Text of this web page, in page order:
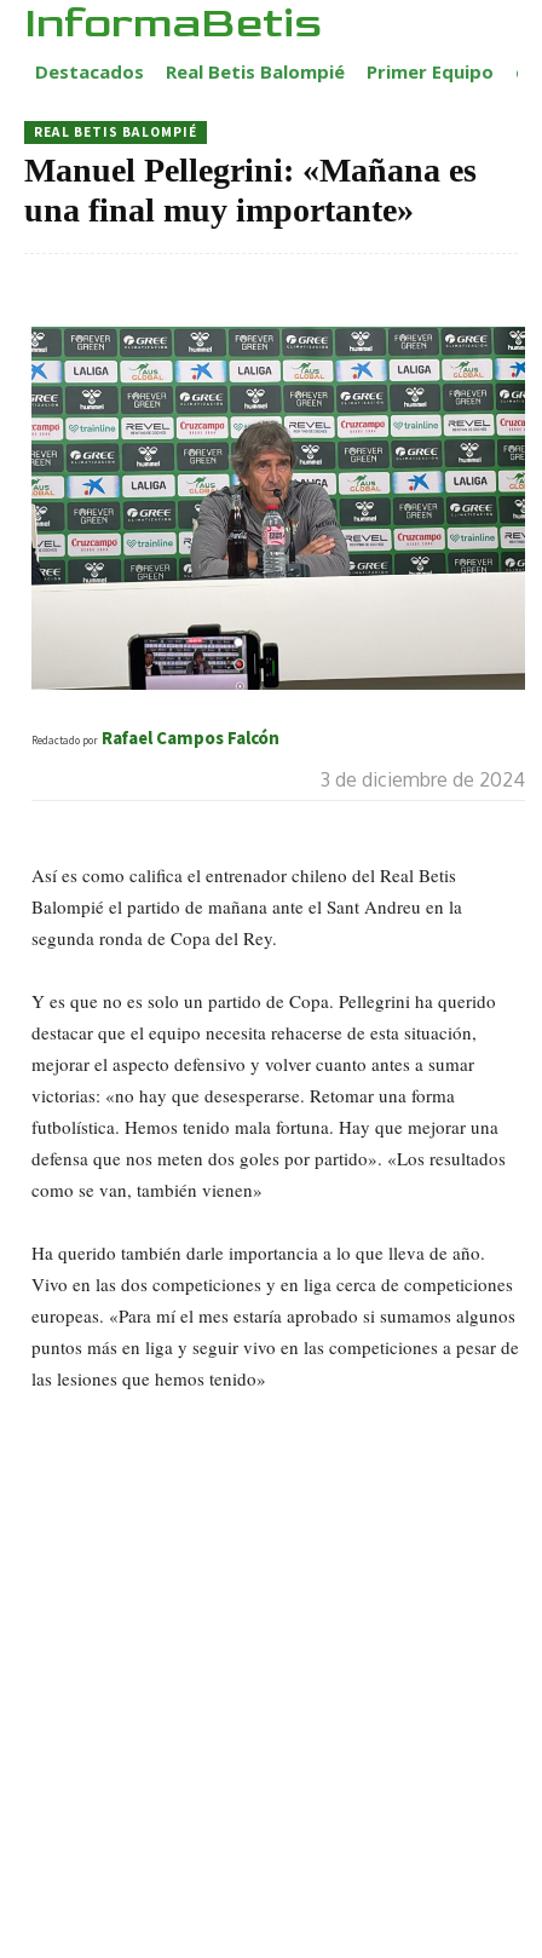
InformaBetis
Destacados Real Betis Balompié Primer Equipo
REAL BETIS BALOMPIÉ
Manuel Pellegrini: «Mañana es
una final muy importante»
Redactado por Rafael Campos Falcón
3 de diciembre de 2024
Así es como califica el entrenador chileno del Real Betis
Balompié el partido de mañana ante el Sant Andreu en la
segunda ronda de Copa del Rey.
Y es que no es solo un partido de Copa. Pellegrini ha querido
destacar que el equipo necesita rehacerse de esta situación,
mejorar el aspecto defensivo y volver cuanto antes a sumar
victorias: «no hay que desesperarse. Retomar una forma
futbolística. Hemos tenido mala fortuna. Hay que mejorar una
defensa que nos meten dos goles por partido». «Los resultados
como se van, también vienen»
Ha querido también darle importancia a lo que lleva de año.
Vivo en las dos competiciones y en liga cerca de competiciones
europeas. «Para mí el mes estaría aprobado si sumamos algunos
puntos más en liga y seguir vivo en las competiciones a pesar de
las lesiones que hemos tenido»